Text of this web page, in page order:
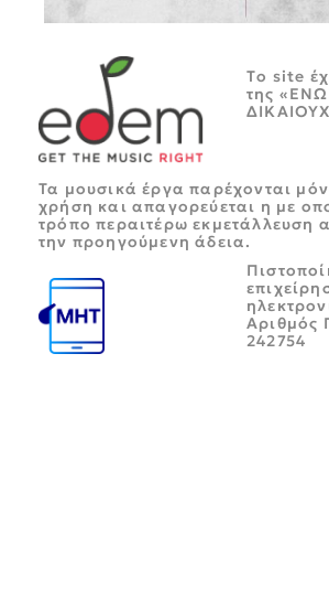
Tο site
της
Τα μουσικά έργα παρέχονται
χρήση και απαγορεύεται η με
τρόπο περαιτέρω εκμετάλλευση
την προηγούμενη άδεια.
Αριθμός
242754